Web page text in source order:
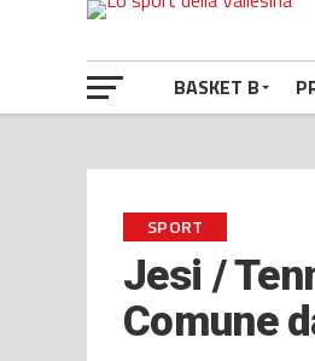
BASKET B
SPORT
Jesi /
Comune